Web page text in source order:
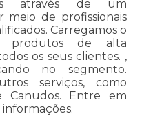
através de um
de profissionais
Carregamos o
produtos de alta
os seus clientes. ,
no segmento.
serviços, como
Canudos. Entre em